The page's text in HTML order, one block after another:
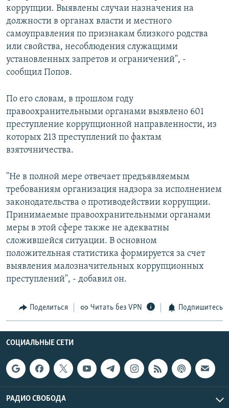
коррупции. Выявлены случаи назначения на
должности в органах власти и местного
самоуправления по признакам близкого родства
или свойства, несоблюдения служащими
установленных запретов и ограничений", -
сообщил Попов.
По его словам, в прошлом году
правоохранительными органами выявлено 601
преступление коррупционной направленности, из
которых 213 преступлений по фактам
взяточничества.
"Не в полной мере отвечает предъявляемым
требованиям организация надзора за исполнением
законодательства о противодействии коррупции.
Принимаемые правоохранительными органами
меры в этой сфере также не адекватны
сложившейся ситуации. В основном
положительная статистика формируется за счет
выявления малозначительных коррупционных
преступлений", - добавил он.
Поделиться Читать без VPN Подпишитесь
СОЦИАЛЬНЫЕ СЕТИ
РАДИО СВОБОДА